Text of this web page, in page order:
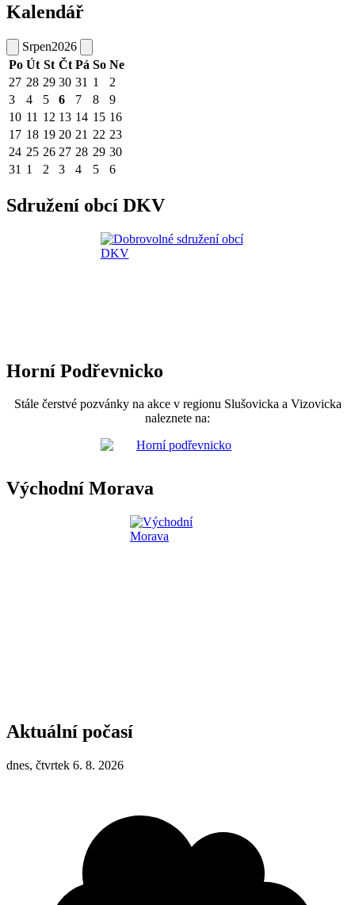
Kalendář
Srpen2026
Po Út St Čt Pá So Ne
27 28 29 30 31 1
2
3
4 5 6 7 8
9
10 11 12 13 14 15 16
17 18 19 20 21 22 23
24 25 26 27 28 29 30
31 1 2 3 4 5 6
Sdružení obcí DKV
Horní Podřevnicko
Stále čerstvé pozvánky na akce v regionu Slušovicka a Vizovicka
naleznete na:
Východní Morava
Aktuální počasí
dnes, čtvrtek 6. 8. 2026